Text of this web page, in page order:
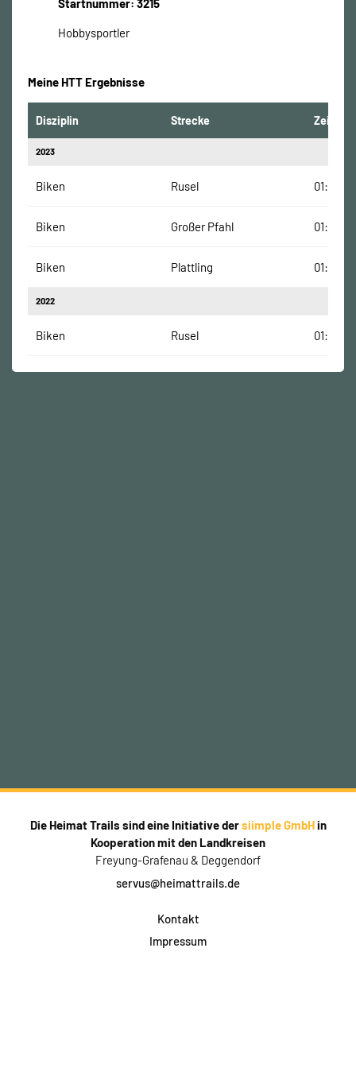
Startnummer: 3215
Hobbysportler
Meine HTT Ergebnisse
Disziplin Strecke Zeit
2023
Biken Rusel
Biken Großer Pfahl
Biken Plattling
2022
Biken Rusel
Die Heimat Trails sind eine Initiative dersiimple GmbHin
Kooperation mit den Landkreisen
Freyung-Grafenau & Deggendorf
servus@heimattrails.de
Kontakt
Impressum